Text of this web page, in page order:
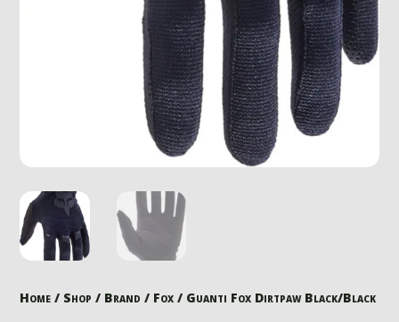
Home / Shop / Brand / Fox / Guanti Fox Dirtpaw Black/Black